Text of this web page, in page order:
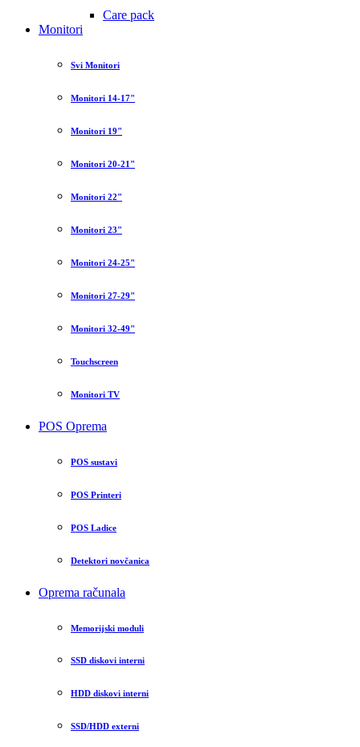
Care pack
Monitori
Svi Monitori
Monitori 14-17"
Monitori 19"
Monitori 20-21"
Monitori 22"
Monitori 23"
Monitori 24-25"
Monitori 27-29"
Monitori 32-49"
Touchscreen
Monitori TV
POS Oprema
POS sustavi
POS Printeri
POS Ladice
Detektori novčanica
Oprema računala
Memorijski moduli
SSD diskovi interni
HDD diskovi interni
SSD/HDD externi